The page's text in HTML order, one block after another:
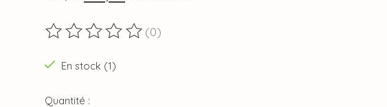
Ce produit est évalué à
(0)
En stock (1)
Quantité :